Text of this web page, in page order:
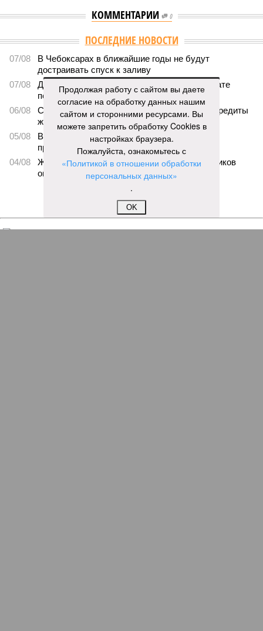
КОММЕНТАРИИ 0
ПОСЛЕДНИЕ НОВОСТИ
07/08
В Чебоксарах в ближайшие годы не будут
достраивать спуск к заливу
07/08
Два предприятия выплатили долги по зарплате
после вмешательства прокуратуры
06/08
Суд аннулировал ошибочно оформленные кредиты
жителя Чебоксар
05/08
В Чебоксарах снесут 46 строений рядом с
проблемной «Кувшинкой»
04/08
Житель Екатеринбурга по указанию мошенников
ограбил квартиру в Чебоксарах
Продолжая работу с сайтом вы даете
согласие на обработку данных нашим
сайтом и сторонними ресурсами. Вы
можете запретить обработку Cookies в
настройках браузера.
Пожалуйста, ознакомьтесь с
«Политикой в отношении обработки
персональных данных»
.
OK